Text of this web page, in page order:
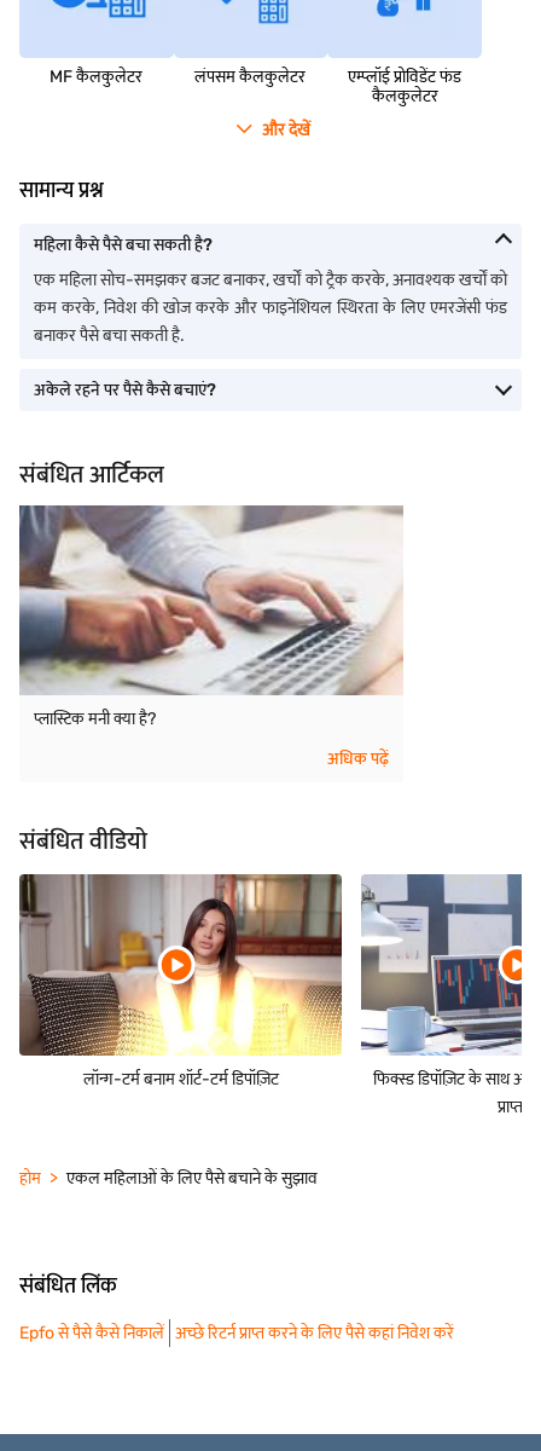
MF कैलकुलेटर लंपसम कैलकुलेटर
एम्‍प्‍लॉई प्रोविडेंट फंड
कैलकुलेटर
और देखें
सामान्य प्रश्न
महिला कैसे पैसे बचा सकती है?
एक महिला सोच-समझकर बजट बनाकर, खर्चों को ट्रैक करके, अनावश्यक खर्चों को
कम करके, निवेश की खोज करके और फाइनेंशियल स्थिरता के लिए एमरजेंसी फंड
बनाकर पैसे बचा सकती है.
अकेले रहने पर पैसे कैसे बचाएं?
संबंधित आर्टिकल
प्लास्टिक मनी क्या है?
अधिक पढ़ें
संबंधित वीडियो
लॉन्ग-टर्म बनाम शॉर्ट-टर्म डिपॉज़िट
फिक्स्ड डिपॉज़िट के साथ
प्राप्त
होम एकल महिलाओं के लिए पैसे बचाने के सुझाव
संबंधित लिंक
Epfo से पैसे कैसे निकालें अच्छे रिटर्न प्राप्त करने के लिए पैसे कहां निवेश करें